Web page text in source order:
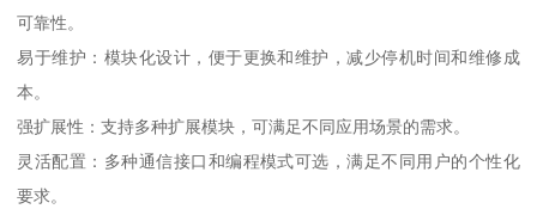
可靠性。
易于维护：模块化设计，便于更换和维护，减少停机时间和维修成
本。
强扩展性：支持多种扩展模块，可满足不同应用场景的需求。
灵活配置：多种通信接口和编程模式可选，满足不同用户的个性化
要求。